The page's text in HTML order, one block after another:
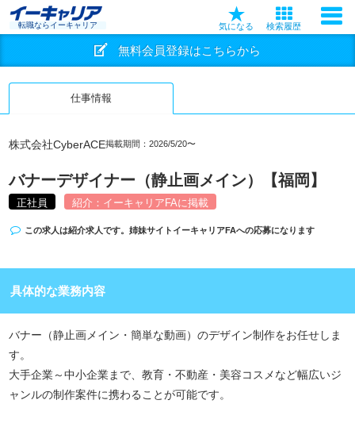
転職ならイーキャリア 気になる 検索履歴
無料会員登録はこちらから
仕事情報
株式会社CyberACE掲載期間：2026/5/20〜
バナーデザイナー（静止画メイン）【福岡】
正社員 紹介：イーキャリアFAに掲載
この求人は紹介求人です。姉妹サイト イーキャリアFAへの応募になります
具体的な業務内容
バナー（静止画メイン・簡単な動画）のデザイン制作をお任せしま
す。
大手企業～中小企業まで、教育・不動産・美容コスメなど幅広いジ
ャンルの制作案件に携わることが可能です。